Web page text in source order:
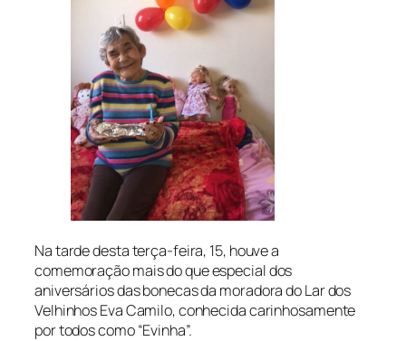
Na tarde desta terça-feira, 15, houve a
comemoração mais do que especial dos
aniversários das bonecas da moradora do Lar dos
Velhinhos Eva Camilo, conhecida carinhosamente
por todos como “Evinha”.